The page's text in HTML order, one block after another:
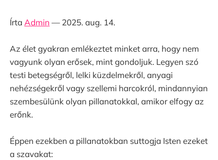
Írta Admin — 2025. aug. 14.
Az élet gyakran emlékeztet minket arra, hogy nem
vagyunk olyan erősek, mint gondoljuk. Legyen szó
testi betegségről, lelki küzdelmekről, anyagi
nehézségekről vagy szellemi harcokról, mindannyian
szembesülünk olyan pillanatokkal, amikor elfogy az
erőnk.
Éppen ezekben a pillanatokban suttogja Isten ezeket
a szavakat: